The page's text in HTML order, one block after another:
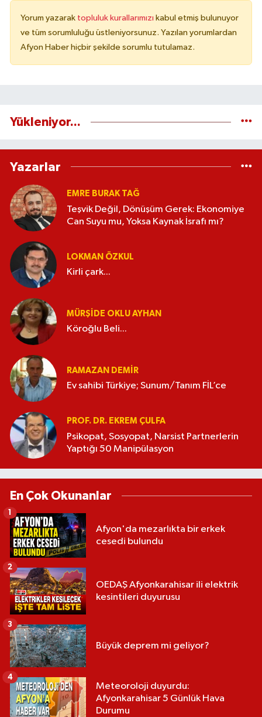
Yorum yazarak topluluk kurallarımızı kabul etmiş bulunuyor
ve tüm sorumluluğu üstleniyorsunuz. Yazılan yorumlardan
Afyon Haber hiçbir şekilde sorumlu tutulamaz.
Yükleniyor...
Yazarlar
EMRE BURAK TAĞ
Teşvik Değil, Dönüşüm Gerek: Ekonomiye
Can Suyu mu, Yoksa Kaynak İsrafı mı?
LOKMAN ÖZKUL
Kirli çark...
MÜRŞIDE OKLU AYHAN
Köroğlu Beli...
RAMAZAN DEMİR
Ev sahibi Türkiye; Sunum/Tanım FİL’ce
PROF. DR. EKREM ÇULFA
Psikopat, Sosyopat, Narsist Partnerlerin
Yaptığı 50 Manipülasyon
En Çok Okunanlar
Afyon'da mezarlıkta bir erkek
cesedi bulundu
1
OEDAŞ Afyonkarahisar ili elektrik
kesintileri duyurusu
2
Büyük deprem mi geliyor?
3
Meteoroloji duyurdu:
Afyonkarahisar 5 Günlük Hava
Durumu
4